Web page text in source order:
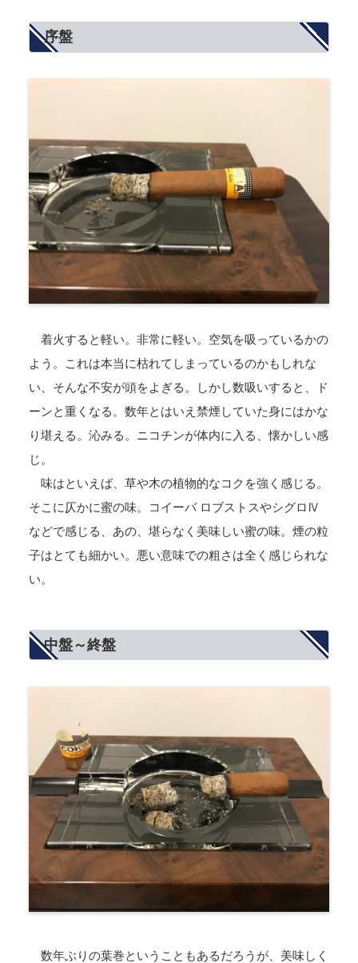
序盤
着火すると軽い。非常に軽い。空気を吸っているかの
よう。これは本当に枯れてしまっているのかもしれな
い、そんな不安が頭をよぎる。しかし数吸いすると、ド
ーンと重くなる。数年とはいえ禁煙していた身にはかな
り堪える。沁みる。ニコチンが体内に入る、懐かしい感
じ。
味はといえば、草や木の植物的なコクを強く感じる。
そこに仄かに蜜の味。コイーバ ロブストスやシグロⅣ
などで感じる、あの、堪らなく美味しい蜜の味。煙の粒
子はとても細かい。悪い意味での粗さは全く感じられな
い。
中盤～終盤
数年ぶりの葉巻ということもあるだろうが、美味しく